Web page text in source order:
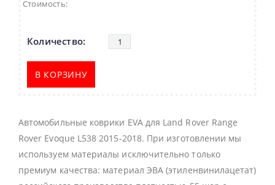
Стоимость:
В КОРЗИНУ
Автомобильные коврики EVA для Land Rover Range
Rover Evoque L538 2015-2018. При изготовлении мы
используем материалы исключительно только
премиум качества: материал ЭВА (этиленвинилацетат)